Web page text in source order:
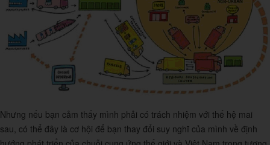
Nhưng nếu bạn cảm thấy mình phải có trách nhiệm với thế hệ mai
sau, có thể đây là cơ hội để bạn thay đổi suy nghĩ của mình về định